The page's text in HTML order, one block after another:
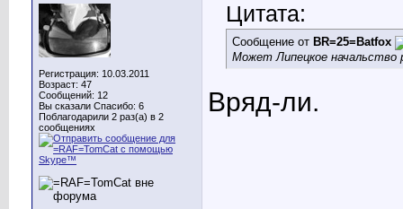
Регистрация: 10.03.2011
Возраст: 47
Сообщений: 12
Вы сказали Спасибо: 6
Поблагодарили 2 раз(а) в 2
сообщениях
Цитата:
Сообщение от BR=25=Batfox
Может Липецкое начальство
Вряд-ли.